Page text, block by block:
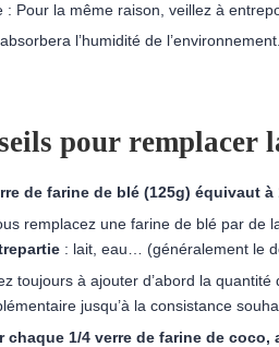
: Pour la même raison, veillez à
l’humidité de l’environnement.
pour remplacer
de farine de blé (125g) équivaut
remplacez une farine de blé par de
: lait, eau… (généralement le
toujours à ajouter d’abord la
jusqu’à la consistance
chaque 1/4 verre de farine de coco,